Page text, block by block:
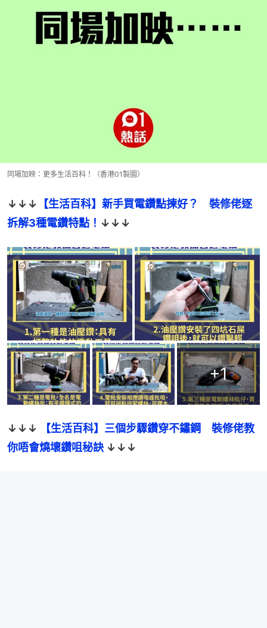
同場加映：更多生活百科！（香港01製圖）
↓↓↓ 【生活百科】新手買電鑽點揀好？　裝修佬逐
拆解3種電鑽特點！ ↓↓↓
+1
↓↓↓
【生活百科】三個步驟鑽穿不鏽鋼　裝修佬教
你唔會燒壞鑽咀秘訣 ↓↓↓